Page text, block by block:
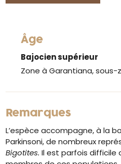
Âge
Bajocien supérieur
Zone à Garantiana,
Remarques
L’espèce accompagne, à la
Parkinsoni, de nombreux
Bigotites. Il est parfois difficile